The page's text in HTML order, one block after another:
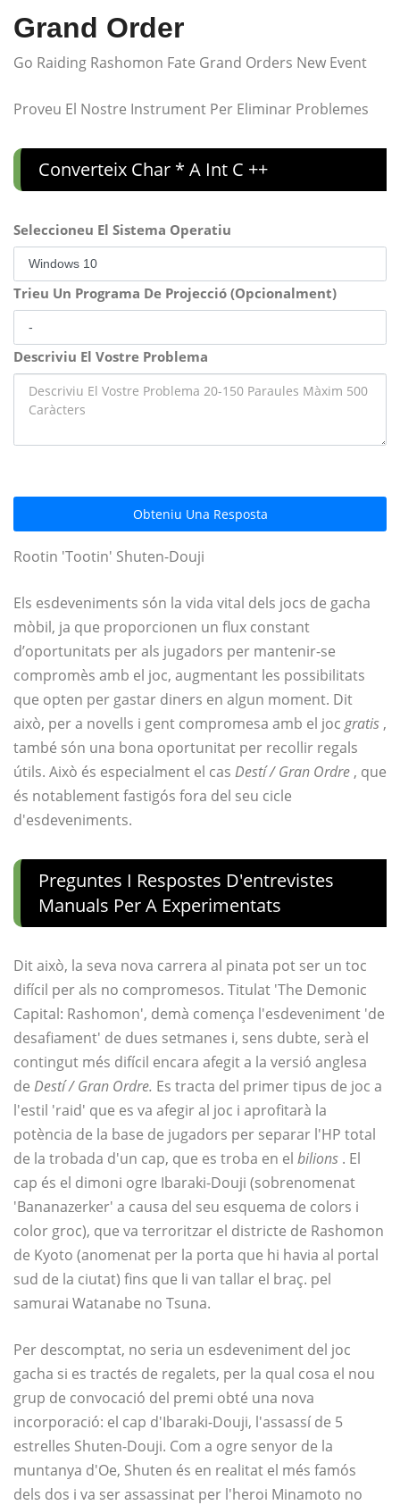
Grand Order
Go Raiding Rashomon Fate Grand Orders New Event
Proveu El Nostre Instrument Per Eliminar Problemes
Converteix Char * A Int C ++
Seleccioneu El Sistema Operatiu
Trieu Un Programa De Projecció (Opcionalment)
Descriviu El Vostre Problema
Obteniu Una Resposta
Rootin 'Tootin' Shuten-Douji
Els esdeveniments són la vida vital dels jocs de gacha
mòbil, ja que proporcionen un flux constant
d’oportunitats per als jugadors per mantenir-se
compromès amb el joc, augmentant les possibilitats
que opten per gastar diners en algun moment. Dit
això, per a novells i gent compromesa amb el joc gratis ,
també són una bona oportunitat per recollir regals
útils. Això és especialment el cas Destí / Gran Ordre , que
és notablement fastigós fora del seu cicle
d'esdeveniments.
Preguntes I Respostes D'entrevistes
Manuals Per A Experimentats
Dit això, la seva nova carrera al pinata pot ser un toc
difícil per als no compromesos. Titulat 'The Demonic
Capital: Rashomon', demà comença l'esdeveniment 'de
desafiament' de dues setmanes i, sens dubte, serà el
contingut més difícil encara afegit a la versió anglesa
de Destí / Gran Ordre. Es tracta del primer tipus de joc a
l'estil 'raid' que es va afegir al joc i aprofitarà la
potència de la base de jugadors per separar l'HP total
de la trobada d'un cap, que es troba en el bilions . El
cap és el dimoni ogre Ibaraki-Douji (sobrenomenat
'Bananazerker' a causa del seu esquema de colors i
color groc), que va terroritzar el districte de Rashomon
de Kyoto (anomenat per la porta que hi havia al portal
sud de la ciutat) fins que li van tallar el braç. pel
samurai Watanabe no Tsuna.
Per descomptat, no seria un esdeveniment del joc
gacha si es tractés de regalets, per la qual cosa el nou
grup de convocació del premi obté una nova
incorporació: el cap d'Ibaraki-Douji, l'assassí de 5
estrelles Shuten-Douji. Com a ogre senyor de la
muntanya d'Oe, Shuten és en realitat el més famós
dels dos i va ser assassinat per l'heroi Minamoto no